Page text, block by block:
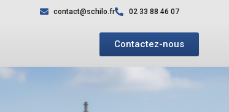
contact@schilo.fr 02 33 88 46 07
Contactez-nous